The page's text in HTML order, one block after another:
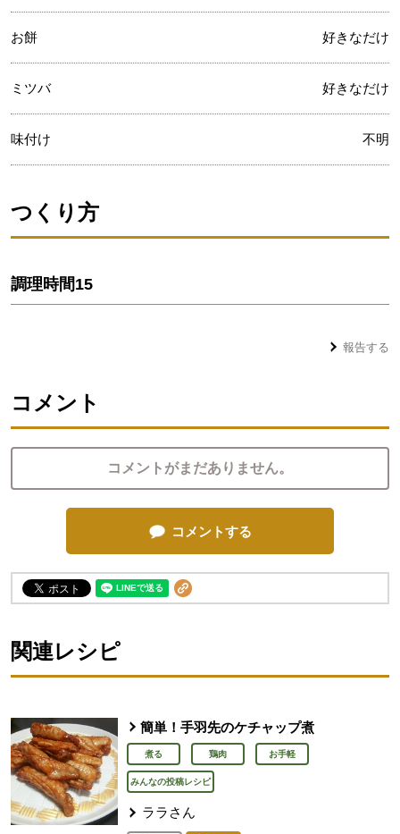
お餅 好きなだけ
ミツバ 好きなだけ
味付け 不明
つくり方
調理時間15
報告する
コメント
コメントがまだありません。
コメントする
関連レシピ
簡単！手羽先のケチャップ煮
煮る 鶏肉 お手軽
みんなの投稿レシピ
ララさん